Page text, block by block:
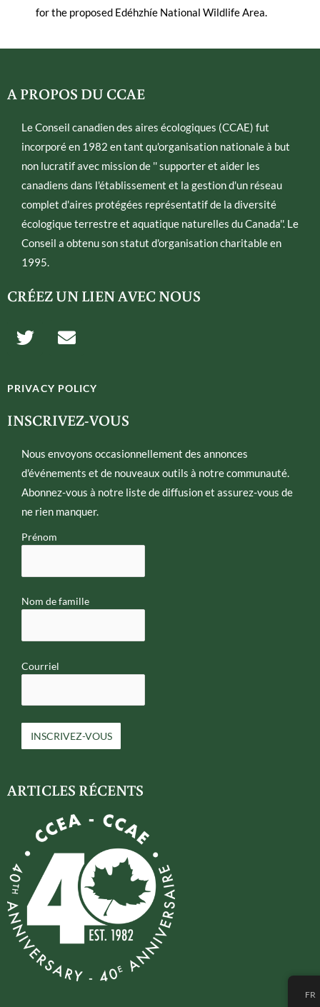
for the proposed Edéhzhíe National Wildlife Area.
A PROPOS DU CCAE
Le Conseil canadien des aires écologiques (CCAE) fut
incorporé en 1982 en tant qu'organisation nationale à but
non lucratif avec mission de '' supporter et aider les
canadiens dans l'établissement et la gestion d'un réseau
complet d'aires protégées représentatif de la diversité
écologique terrestre et aquatique naturelles du Canada''. Le
Conseil a obtenu son statut d'organisation charitable en
1995.
CRÉEZ UN LIEN AVEC NOUS
T
w
t
t
e
E
n
e
l
o
e
PRIVACY POLICY
INSCRIVEZ-VOUS
Nous envoyons occasionnellement des annonces
d'événements et de nouveaux outils à notre communauté.
Abonnez-vous à notre liste de diffusion et assurez-vous de
ne rien manquer.
Prénom
Nom de famille
Courriel
ARTICLES RÉCENTS
FR